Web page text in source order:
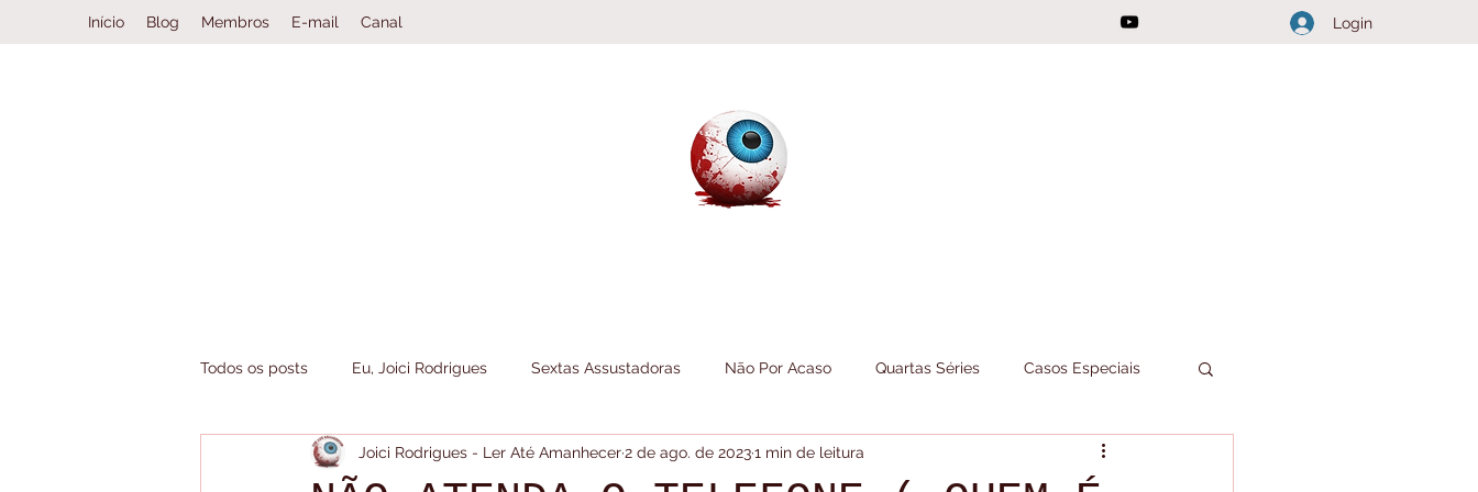
Início Blog Membros E-mail Canal Login
Todos os posts Eu, Joici Rodrigues Sextas Assustadoras Não Por Acaso Quartas Séries Casos Especiais
Book Haul Clube da Leitura Folheando Informações do Canal Itens do Canal Joici Responde
Joici Rodrigues - Ler Até Amanhecer2 de ago. de 20231 min de leitura